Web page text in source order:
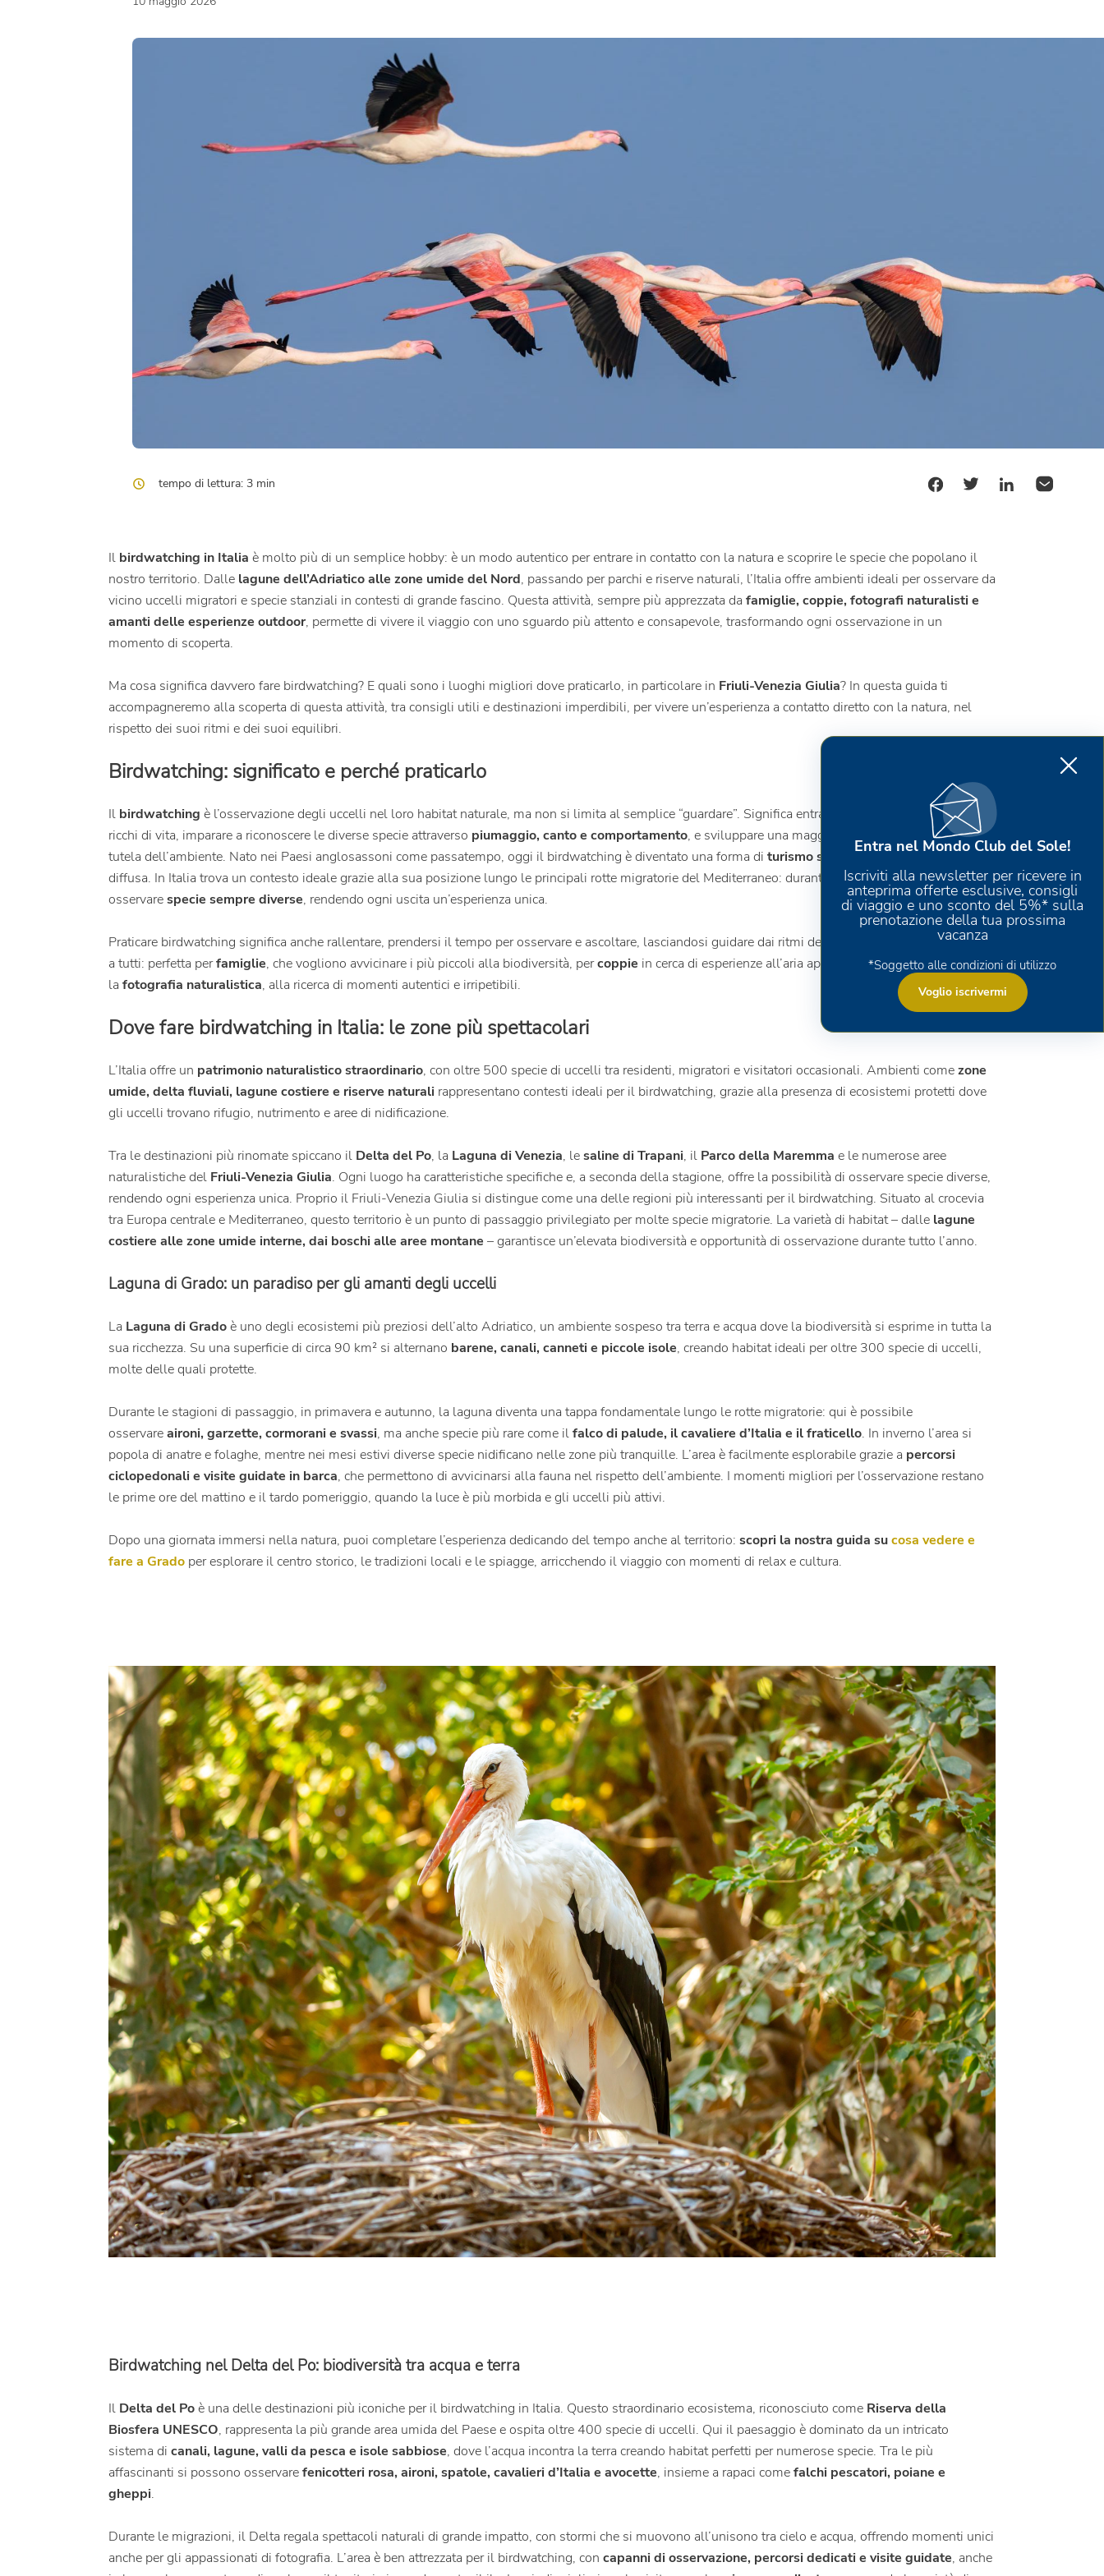
tempo di lettura: 3 min
Il birdwatching in Italia è molto più di un semplice hobby: è un modo autentico per entrare in contatto con la natura e scoprire le specie che popolano il
nostro territorio. Dalle lagune dell’Adriatico alle zone umide del Nord, passando per parchi e riserve naturali, l’Italia offre ambienti ideali per osservare da
vicino uccelli migratori e specie stanziali in contesti di grande fascino. Questa attività, sempre più apprezzata da famiglie, coppie, fotografi naturalisti e
amanti delle esperienze outdoor, permette di vivere il viaggio con uno sguardo più attento e consapevole, trasformando ogni osservazione in un
momento di scoperta.
Ma cosa significa davvero fare birdwatching? E quali sono i luoghi migliori dove praticarlo, in particolare in Friuli-Venezia Giulia? In questa guida ti
accompagneremo alla scoperta di questa attività, tra consigli utili e destinazioni imperdibili, per vivere un’esperienza a contatto diretto con la natura, nel
rispetto dei suoi ritmi e dei suoi equilibri.
Birdwatching: significato e perché praticarlo
Il birdwatching è l’osservazione degli uccelli nel loro habitat naturale, ma non si limita al semplice “guardare”. Significa entrare in contatto con ecosistemi
ricchi di vita, imparare a riconoscere le diverse specie attraverso piumaggio, canto e comportamento, e sviluppare una maggiore consapevolezza verso la
tutela dell’ambiente. Nato nei Paesi anglosassoni come passatempo, oggi il birdwatching è diventato una forma di turismo sostenibile sempre più
diffusa. In Italia trova un contesto ideale grazie alla sua posizione lungo le principali rotte migratorie del Mediterraneo: durante l’anno, infatti, è possibile
osservarespecie sempre diverse, rendendo ogni uscita un’esperienza unica.
Praticare birdwatching significa anche rallentare, prendersi il tempo per osservare e ascoltare, lasciandosi guidare dai ritmi della natura. È un’attività adatta
a tutti: perfetta perfamiglie, che vogliono avvicinare i più piccoli alla biodiversità, percoppie in cerca di esperienze all’aria aperta e per chi ama
la fotografia naturalistica, alla ricerca di momenti autentici e irripetibili.
Dove fare birdwatching in Italia: le zone più spettacolari
L’Italia offre un patrimonio naturalistico straordinario, con oltre 500 specie di uccelli tra residenti, migratori e visitatori occasionali. Ambienti comezone
umide, delta fluviali, lagune costiere e riserve naturali rappresentano contesti ideali per il birdwatching, grazie alla presenza di ecosistemi protetti dove
gli uccelli trovano rifugio, nutrimento e aree di nidificazione.
Tra le destinazioni più rinomate spiccano il Delta del Po, la Laguna di Venezia, lesaline di Trapani, il Parco della Maremma e le numerose aree
naturalistiche del Friuli-Venezia Giulia. Ogni luogo ha caratteristiche specifiche e, a seconda della stagione, offre la possibilità di osservare specie diverse,
rendendo ogni esperienza unica. Proprio il Friuli-Venezia Giulia si distingue come una delle regioni più interessanti per il birdwatching. Situato al crocevia
tra Europa centrale e Mediterraneo, questo territorio è un punto di passaggio privilegiato per molte specie migratorie. La varietà di habitat – dalle lagune
costiere alle zone umide interne, dai boschi alle aree montane – garantisce un’elevata biodiversità e opportunità di osservazione durante tutto l’anno.
Laguna di Grado: un paradiso per gli amanti degli uccelli
La Laguna di Gradoè uno degli ecosistemi più preziosi dell’alto Adriatico, un ambiente sospeso tra terra e acqua dove la biodiversità si esprime in tutta la
sua ricchezza. Su una superficie di circa 90 km² si alternano barene, canali, canneti e piccole isole, creando habitat ideali per oltre 300 specie di uccelli,
molte delle quali protette.
Durante le stagioni di passaggio, in primavera e autunno, la laguna diventa una tappa fondamentale lungo le rotte migratorie: qui è possibile
osservareaironi, garzette, cormorani e svassi, ma anche specie più rare come ilfalco di palude, il cavaliere d’Italia e il fraticello. In inverno l’area si
popola di anatre e folaghe, mentre nei mesi estivi diverse specie nidificano nelle zone più tranquille. L’area è facilmente esplorabile grazie a percorsi
ciclopedonali e visite guidate in barca, che permettono di avvicinarsi alla fauna nel rispetto dell’ambiente. I momenti migliori per l’osservazione restano
le prime ore del mattino e il tardo pomeriggio, quando la luce è più morbida e gli uccelli più attivi.
Dopo una giornata immersi nella natura, puoi completare l’esperienza dedicando del tempo anche al territorio: scopri la nostra guida sucosa vedere e
fare a Grado per esplorare il centro storico, le tradizioni locali e le spiagge, arricchendo il viaggio con momenti di relax e cultura.
Birdwatching nel Delta del Po: biodiversità tra acqua e terra
Il Delta del Poè una delle destinazioni più iconiche per il birdwatching in Italia. Questo straordinario ecosistema, riconosciuto come Riserva della
Biosfera UNESCO, rappresenta la più grande area umida del Paese e ospita oltre 400 specie di uccelli. Qui il paesaggio è dominato da un intricato
sistema di canali, lagune, valli da pesca e isole sabbiose, dove l’acqua incontra la terra creando habitat perfetti per numerose specie. Tra le più
affascinanti si possono osservarefenicotteri rosa, aironi, spatole, cavalieri d’Italia e avocette, insieme a rapaci comefalchi pescatori, poiane e
gheppi.
Durante le migrazioni, il Delta regala spettacoli naturali di grande impatto, con stormi che si muovono all’unisono tra cielo e acqua, offrendo momenti unici
anche per gli appassionati di fotografia. L’area è ben attrezzata per il birdwatching, con capanni di osservazione, percorsi dedicati e visite guidate, anche
Entra nel Mondo Club del Sole!
Iscriviti alla newsletter per ricevere in
anteprima offerte esclusive, consigli
di viaggio e uno sconto del 5%* sulla
prenotazione della tua prossima
vacanza
*Soggetto alle condizioni di utilizzo
Voglio iscrivermi